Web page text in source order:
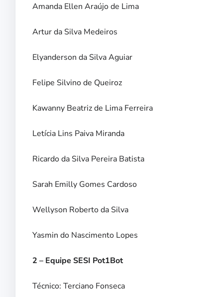
Amanda Ellen Araújo de Lima
Artur da Silva Medeiros
Elyanderson da Silva Aguiar
Felipe Silvino de Queiroz
Kawanny Beatriz de Lima Ferreira
Letícia Lins Paiva Miranda
Ricardo da Silva Pereira Batista
Sarah Emilly Gomes Cardoso
Wellyson Roberto da Silva
Yasmin do Nascimento Lopes
2 – Equipe SESI Pot1Bot
Técnico: Terciano Fonseca